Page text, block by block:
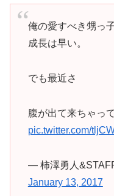
俺の愛すべき甥っ
成長は早い。
でも最近さ
腹が出て来ちゃっ
pic.twitter.com/
— 柿澤勇人
January 13, 2017